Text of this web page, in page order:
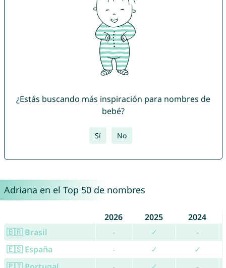
¿Estás buscando más inspiración para nombres de
bebé?
Sí No
Adriana en el Top 50 de nombres
2026 2025
2024
🇧🇷 Brasil
- ✓
-
🇪🇸 España
- ✓
✓